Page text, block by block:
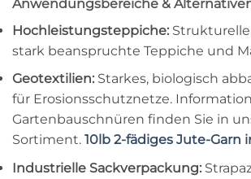
Anwendungsbereiche &
Hochleistungsteppiche:
stark beanspruchte Teppiche und
Geotextilien: Starkes, biologisch
für Erosionsschutznetze.
Gartenbauschnüren finden Sie in
Sortiment. 10lb 2-fädiges Jute-Garn
Industrielle Sackverpackung: